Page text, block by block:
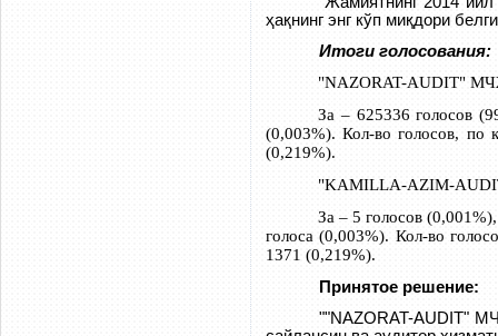
ҳақнинг энг кўп миқдори
Итоги голосования:
"NAZORAT-AUDIT"
За – 625336 голосов
(0,003%). Кол-во голосов, по
(0,219%).
"KAMILLA-AZIM-
За – 5 голосов
голоса (0,003%). Кол-во
1371 (0,219%).
Принятое решение:
""NAZORAT-AUDIT"